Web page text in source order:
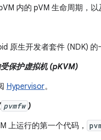
内的 pVM 生命周期，以
原生开发者套件 (NDK) 的
保护虚拟机 (pKVM)
Hypervisor。
pvmfw )
上运行的第一个代码，